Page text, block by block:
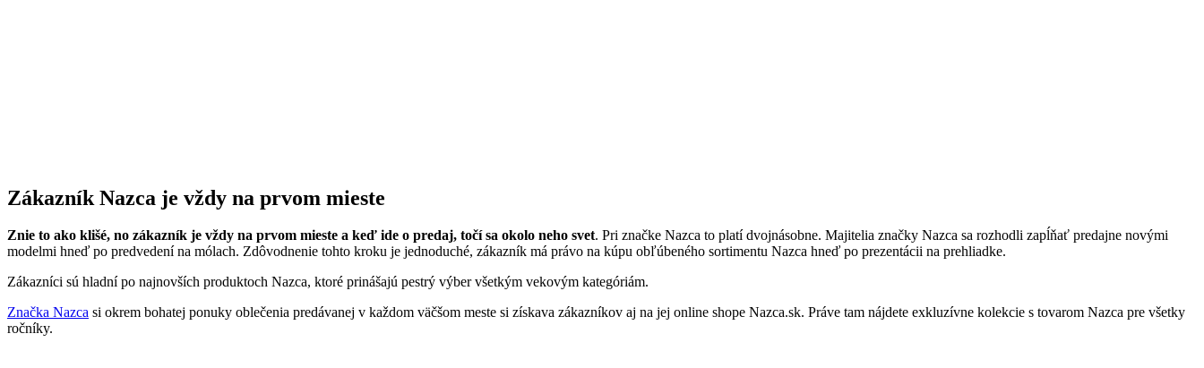
Zákazník Nazca je vždy na prvom mieste
Znie to ako klišé, no zákazník je vždy na prvom mieste a keď ide o predaj, točí sa okolo neho svet. Pri značke Nazca to platí dvojnásobne. Majitelia značky Nazca sa rozhodli zapĺňať predajne novými
modelmi hneď po predvedení na mólach. Zdôvodnenie tohto kroku je jednoduché, zákazník má právo na kúpu obľúbeného sortimentu Nazca hneď po prezentácii na prehliadke.
Zákazníci sú hladní po najnovších produktoch Nazca, ktoré prinášajú pestrý výber všetkým vekovým kategóriám.
Značka Nazca si okrem bohatej ponuky oblečenia predávanej v každom väčšom meste si získava zákazníkov aj na jej online shope Nazca.sk. Práve tam nájdete exkluzívne kolekcie s tovarom Nazca pre všetky
ročníky.